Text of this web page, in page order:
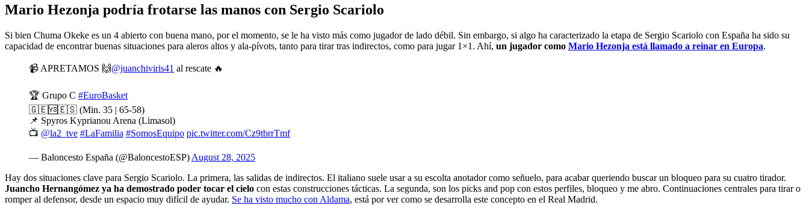
Mario Hezonja podría frotarse las manos con Sergio Scariolo
Si bien Chuma Okeke es un 4 abierto con buena mano, por el momento, se le ha visto más como jugador de lado débil. Sin embargo, si algo ha caracterizado la etapa de Sergio Scariolo con España ha sido su
capacidad de encontrar buenas situaciones para aleros altos y ala-pívots, tanto para tirar tras indirectos, como para jugar 1×1. Ahí, un jugador como Mario Hezonja está llamado a reinar en Europa.
📹 APRETAMOS 🙌 @juanchiviris41 al rescate 🔥
🏆 Grupo C #EuroBasket
🇬🇪🆚🇪🇸 (Min. 35 | 65-58)
📌 Spyros Kyprianou Arena (Limasol)
📺 @la2_tve #LaFamilia #SomosEquipo pic.twitter.com/Cz9tbrrTmf
— Baloncesto España (@BaloncestoESP) August 28, 2025
Hay dos situaciones clave para Sergio Scariolo. La primera, las salidas de indirectos. El italiano suele usar a su escolta anotador como señuelo, para acabar queriendo buscar un bloqueo para su cuatro tirador.
Juancho Hernangómez ya ha demostrado poder tocar el cielo con estas construcciones tácticas. La segunda, son los picks and pop con estos perfiles, bloqueo y me abro. Continuaciones centrales para tirar o
romper al defensor, desde un espacio muy difícil de ayudar. Se ha visto mucho con Aldama, está por ver como se desarrolla este concepto en el Real Madrid.